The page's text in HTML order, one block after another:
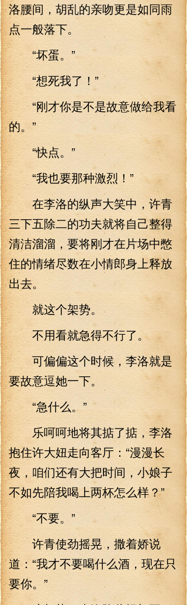
洛腰间，胡乱的亲吻更是如同雨
点一般落下。
“坏蛋。”
“想死我了！”
“刚才你是不是故意做给我看
的。”
“快点。”
“我也要那种激烈！”
在李洛的纵声大笑中，许青
三下五除二的功夫就将自己整得
清洁溜溜，要将刚才在片场中憋
住的情绪尽数在小情郎身上释放
出去。
就这个架势。
不用看就急得不行了。
可偏偏这个时候，李洛就是
要故意逗她一下。
“急什么。”
乐呵呵地将其掂了掂，李洛
抱住许大妞走向客厅：“漫漫长
夜，咱们还有大把时间，小娘子
不如先陪我喝上两杯怎么样？”
“不要。”
许青使劲摇晃，撒着娇说
道：“我才不要喝什么酒，现在只
要你。”